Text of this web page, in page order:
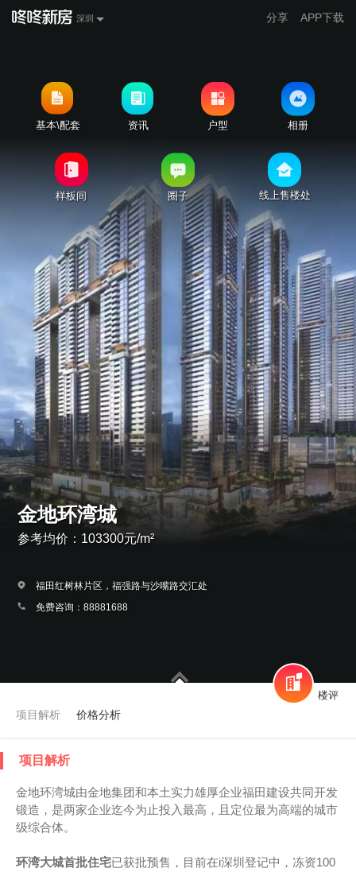
深圳 分享 APP下载
基本\配套 资讯 户型 相册
样板间 圈子 线上售楼处
金地环湾城
参考均价：103300元/m²
福田红树林片区，福强路与沙嘴路交汇处
免费咨询：88881688
楼评
项目解析 价格分析
项目解析
金地环湾城由金地集团和本土实力雄厚企业福田建设共同开发
锻造，是两家企业迄今为止投入最高，且定位最为高端的城市
级综合体。
环湾大城首批住宅已获批预售，目前在i深圳登记中，冻资100